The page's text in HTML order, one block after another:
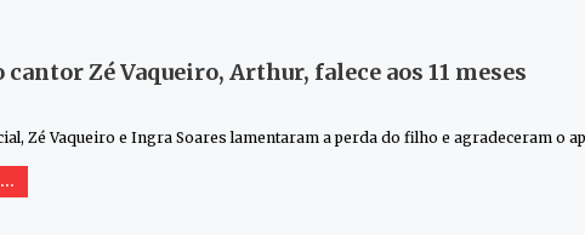
Zé Vaqueiro, Arthur, falece aos 11 meses
Zé Vaqueiro e Ingra Soares lamentaram a perda do filho e agradeceram o